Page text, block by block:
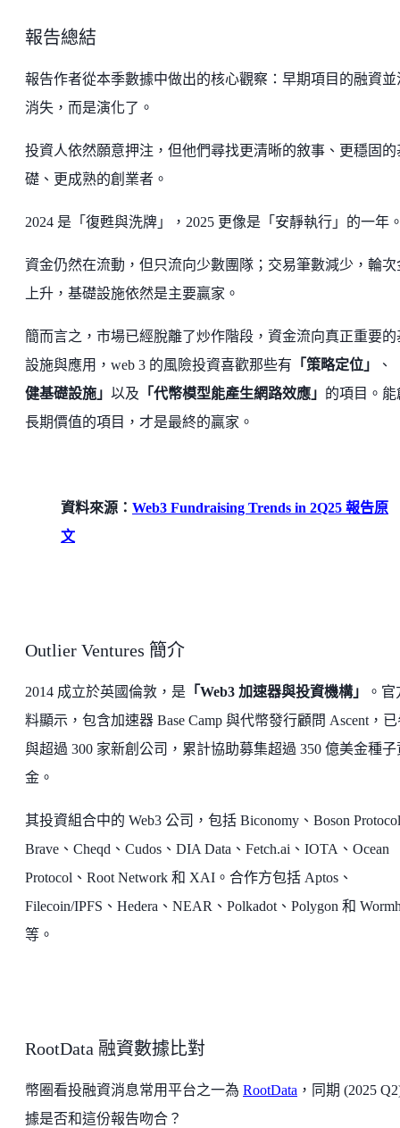
報告總結
報告作者從本季數據中做出的核心觀察：早期項目的融資並
消失，而是演化了。
投資人依然願意押注，但他們尋找更清晰的敘事、更穩固的
礎、更成熟的創業者。
2024 是「復甦與洗牌」，2025 更像是「安靜執行」的一年
資金仍然在流動，但只流向少數團隊；交易筆數減少，輪次
上升，基礎設施依然是主要贏家。
簡而言之，市場已經脫離了炒作階段，資金流向真正重要的
設施與應用，web 3 的風險投資喜歡那些有 「策略定位」 、
健基礎設施」 以及 「代幣模型能產生網路效應」 的項目。能
長期價值的項目，才是最終的贏家。
資料來源： Web3 Fundraising Trends in 2Q25 報告原
文
Outlier Ventures 簡介
2014 成立於英國倫敦，是 「Web3 加速器與投資機構」
。
料顯示，包含加速器 Base Camp 與代幣發行顧問 Ascent，
與超過 300 家新創公司，累計協助募集超過 350 億美金種子
金。
其投資組合中的 Web3 公司，包括 Biconomy、Boson
Brave、Cheqd、Cudos、DIA Data、Fetch.ai、IOTA、Ocean
Protocol、Root Network 和 XAI。合作方包括 Aptos、
Filecoin/IPFS、Hedera、NEAR、Polkadot、Polygon 和
等。
RootData 融資數據比對
幣圈看投融資消息常用平台之一為 RootData ，同期 (2025
據是否和這份報告吻合？